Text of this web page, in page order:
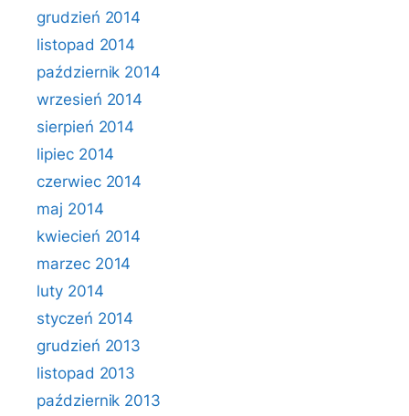
grudzień 2014
listopad 2014
październik 2014
wrzesień 2014
sierpień 2014
lipiec 2014
czerwiec 2014
maj 2014
kwiecień 2014
marzec 2014
luty 2014
styczeń 2014
grudzień 2013
listopad 2013
październik 2013